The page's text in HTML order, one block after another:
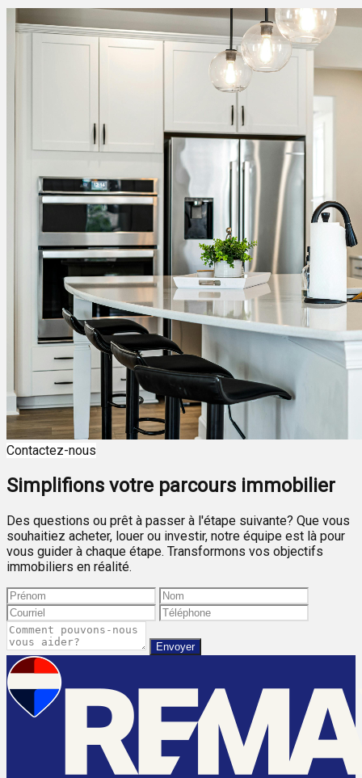
Contactez-nous
Simplifions votre parcours immobilier
Des questions ou prêt à passer à l'étape suivante? Que vous
souhaitiez acheter, louer ou investir, notre équipe est là pour
vous guider à chaque étape. Transformons vos objectifs
immobiliers en réalité.
Envoyer